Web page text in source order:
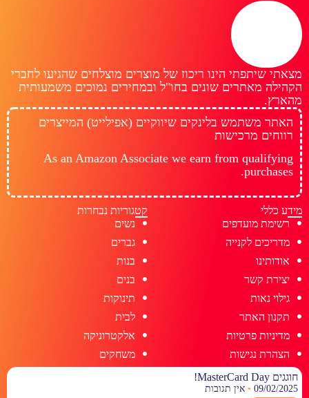
מצאתי שיתפתי הינו ריכוז של מוצרים מוצלחים שהגיעו לחברי
הקהילה מאתרים שונים בחו"ל ובמחירים נמוכים משמעותית
מהארץ.
האתר משתמש בלינקים שיווקיים (אפילייט) המייצרים
רווחים מרכישות
As an Amazon Associate we earn from qualifying
purchases.
מידע כללי
רשימת מועדפים
מדריכים לקנייה
אודותינו
יצירת קשר
גילוי נאות
תקנון האתר
מדיניות פרטיות
הצהרת נגישות
קטגוריות נבחרות
נשים
גברים
בנות
בנים
תינוקות
לבית
אלקטרוניקה
משחקים
חוגגים MasterCard Day!
09/02/2025
אין תגובות